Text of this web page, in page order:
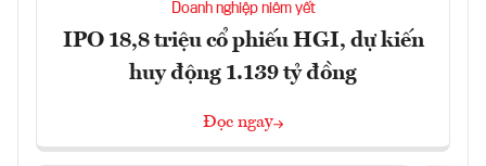
Doanh nghiệp niêm yết
IPO 18,8 triệu cổ phiếu HGI, dự kiến
huy động 1.139 tỷ đồng
Đọc ngay